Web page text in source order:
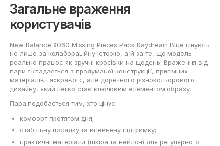
Загальне враження
користувачів
New Balance 9060 Missing Pieces Pack Daydream Blue цінують
не лише за колабораційну історію, а й за те, що модель
реально працює як зручні кросівки на щодень. Враження від
пари складається з продуманої конструкції, приємних
матеріалів і яскравого, але доречного різнокольорового
дизайну, який легко стає ключовим елементом образу.
Пара подобається тим, хто цінує:
комфорт протягом дня;
стабільну посадку та впевнену підтримку;
практичні матеріали (шкіра та нейлон) для регулярного